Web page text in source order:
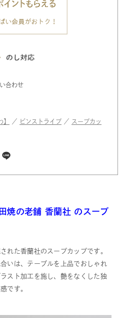
合わせ
】 ／ ピンストライプ ／
スープカッ
焼の老舗 香蘭社 のスープ
れた香蘭社のスープカップです。
いは、テーブルを上品でおしゃれ
スト加工を施し、艶をなくした独
です。